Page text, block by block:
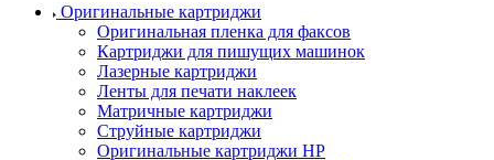
Оригинальные картриджи
Оригинальная пленка для факсов
Картриджи для пишущих машинок
Лазерные картриджи
Ленты для печати наклеек
Матричные картриджи
Струйные картриджи
Оригинальные картриджи HP